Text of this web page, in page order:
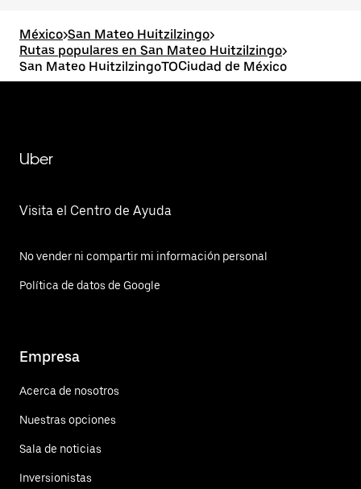
México>San Mateo Huitzilzingo>
Rutas populares en San Mateo Huitzilzingo>
San Mateo HuitzilzingoTOCiudad de México
Uber
Visita el Centro de Ayuda
No vender ni compartir mi información personal
Política de datos de Google
Empresa
Acerca de nosotros
Nuestras opciones
Sala de noticias
Inversionistas